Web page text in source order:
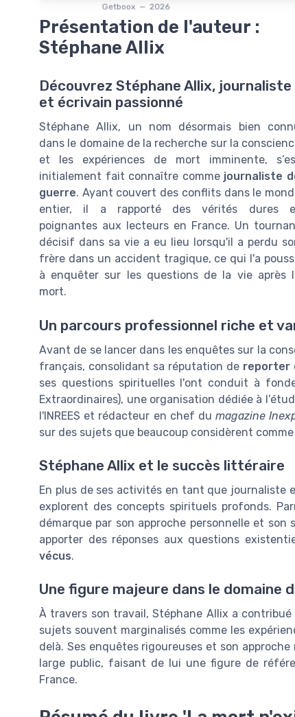
Getboox — 2026
Présentation de l'auteur :
Stéphane Allix
Découvrez Stéphane Allix, journaliste
et écrivain passionné
Stéphane Allix, un nom désormais bien
dans le domaine de la recherche sur la
et les expériences de mort imminente,
initialement fait connaître comme journaliste
guerre. Ayant couvert des conflits dans le
entier, il a rapporté des vérités dures
poignantes aux lecteurs en France. Un
décisif dans sa vie a eu lieu lorsqu'il a perdu
frère dans un accident tragique, ce qui l'a
à enquêter sur les questions de la vie après
mort.
Un parcours professionnel riche et
Avant de se lancer dans les enquêtes sur la
français, consolidant sa réputation de reporter
ses questions spirituelles l'ont conduit à
Extraordinaires), une organisation dédiée à
l'INREES et rédacteur en chef dumagazine
sur des sujets que beaucoup considèrent
Stéphane Allix et le succès littéraire
En plus de ses activités en tant que
explorent des concepts spirituels profonds.
démarque par son approche personnelle et
apporter des réponses aux questions
vécus.
Une figure majeure dans le domaine
À travers son travail, Stéphane Allix a
sujets souvent marginalisés comme les
delà. Ses enquêtes rigoureuses et son
large public, faisant de lui une figure de
France.